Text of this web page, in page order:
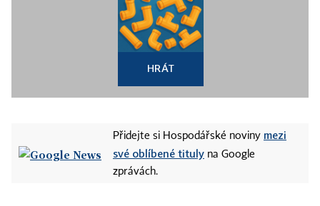
HRÁT
Přidejte si Hospodářské noviny mezi
své oblíbené tituly na Google
zprávách.